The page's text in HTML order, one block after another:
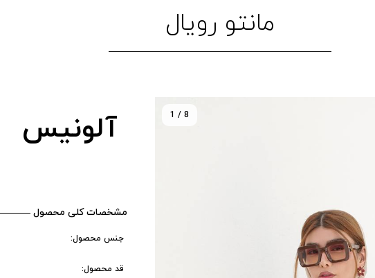
مانتو رویال
1 / 8 آلونیس
مشخصات کلی محصول
جنس محصول:
قد محصول: